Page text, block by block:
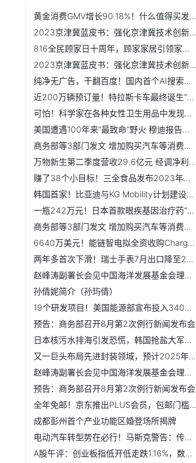
黄金消费GMV增长90.18%！什么值得买发布2023七夕消费趋势报告...
2023京津冀蓝皮书：强化京津冀技术创新合作，推进科技成果就...
816全民顾家日十周年，顾家家居引领家庭幸福潮流
2023京津冀蓝皮书：强化京津冀技术创新合作，推进科技成果就...
纯净无广告，干翻百度！国内首个AI搜索引擎上线丨附内测地址
近200万辆预订量！特拉斯卡车最终诞生“万亿”市场【附新能源...
可怕！科学家在各种女性卫生用品中发现永久危险物质【附女性...
美国遭遇100年来“最致命”野火 穆迪报告：经济损失至少60亿...
商务部等3部门发文 增加购买汽车等消费信贷支持
万物新生第二季度营收29.6亿元 经调净利润3640万元
赚了38个小目标！三全食品发布2023年上半年财报【附预制菜行...
韩国首家！比亚迪与KG Mobility计划建设电动汽车电池工厂【...
一瓶242万元！日本首款眼疾基因治疗药“LUXTURNA”纳入医保【...
商务部等3部门发文 增加购买汽车等消费信贷支持
6640万美元！能链智电拟全资收购Charge Amps【附新能源汽车...
两年多首次下滑！瑞士手表7月出口降至25亿美元【附瑞士手表行...
赵峰涛副署长会见中国海洋发展基金会理事长吕滨
孙倩妮简介（孙玙倩）
19个研发项目！美国能源部宣布投入3400万美元支持清洁氢能技...
预告：商务部召开8月第2次例行新闻发布会
日本核污水排海引发恐慌，韩国抢盐大军来袭！
又一巨头布局先进封装领域，预计2025年产能将翻4倍【附PCB市...
赵峰涛副署长会见中国海洋发展基金会理事长吕滨
预告：商务部召开8月第2次例行新闻发布会
全年免邮！京东推出PLUS会员，包邮门槛下调【附京东物流业务...
成都彭州首个产业功能区婚登场所揭牌
电动汽车转型势在必行！马斯克警告：传统汽车制造商即将迎来...
A股午评：创业板指低开低走跌1.16%，数据要素概念板块继续活跃